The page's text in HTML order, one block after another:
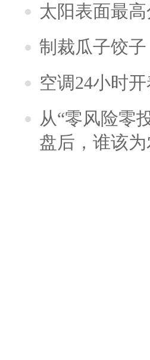
太阳表面最
制裁瓜子饺
空调24小时
从“零风险零
盘后，谁该